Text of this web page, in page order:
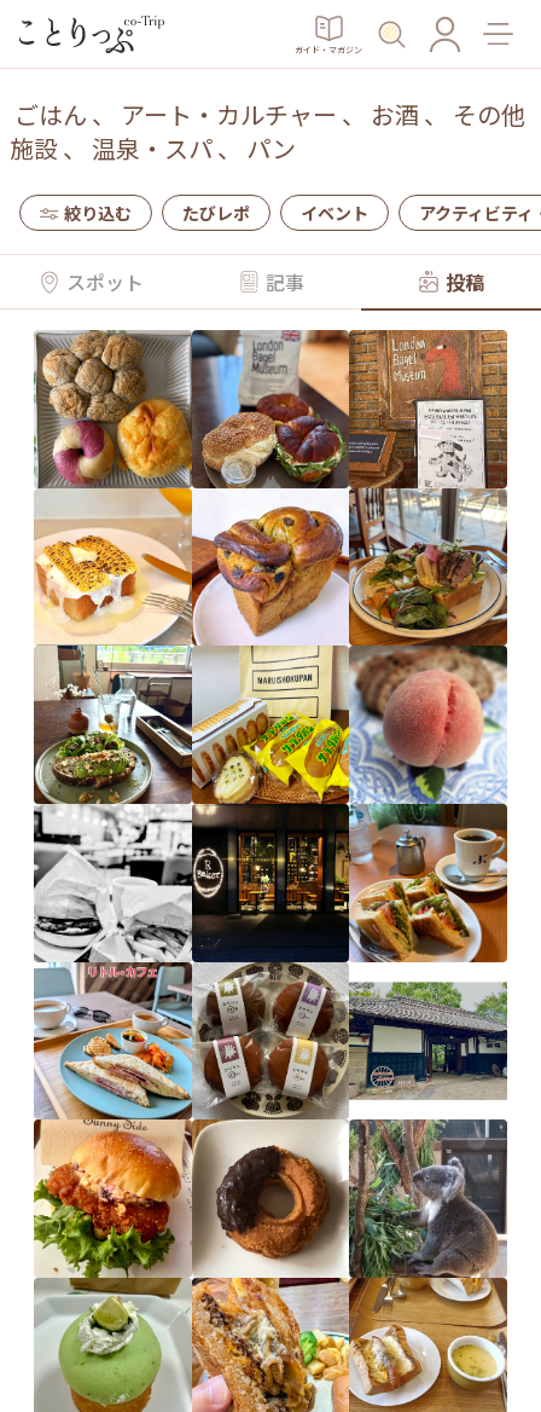
ガイド・マガジン
ごはん 、 アート・カルチャー 、 お酒 、 その他
施設、 温泉・スパ、 パン
絞り込む たびレポ イベント アクティビティ
スポット 記事 投稿